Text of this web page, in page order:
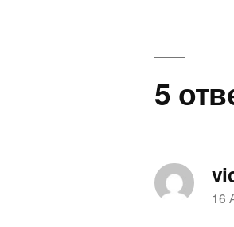
записям5
16